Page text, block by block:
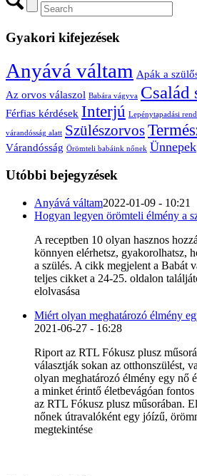
Gyakori kifejezések
Anyává váltam Apák a
Az orvos válaszol Babára vágyva Család
Férfias kérdések Interjú Lepénytapadási
várandósság alatt Szülészorvos
Várandósság Örömteli babáink nőnek Ünnepek
Utóbbi bejegyzések
Anyává váltam2022-01-09 - 10:21
Hogyan legyen örömteli élmény a
A receptben 10 olyan hasznos
könnyen elérhetsz, gyakorolhatsz,
a szülés. A cikk megjelent a Babát
teljes cikket a 24-25. oldalon
elolvasása
Miért olyan meghatározó élmény
2021-06-27 - 16:28
Riport az RTL Fókusz plusz
választják sokan az otthonszülést,
olyan meghatározó élmény egy nő
a minket érintő életbevágóan
az RTL Fókusz plusz műsorában.
nőnek útravalóként egy jóízű,
megtekintése